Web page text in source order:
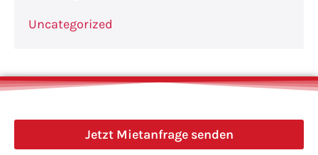
Uncategorized
Jetzt Mietanfrage senden